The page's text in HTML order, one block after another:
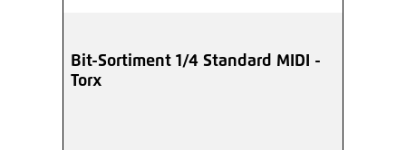
Bit-Sortiment 1/4 Standard MIDI -
Torx